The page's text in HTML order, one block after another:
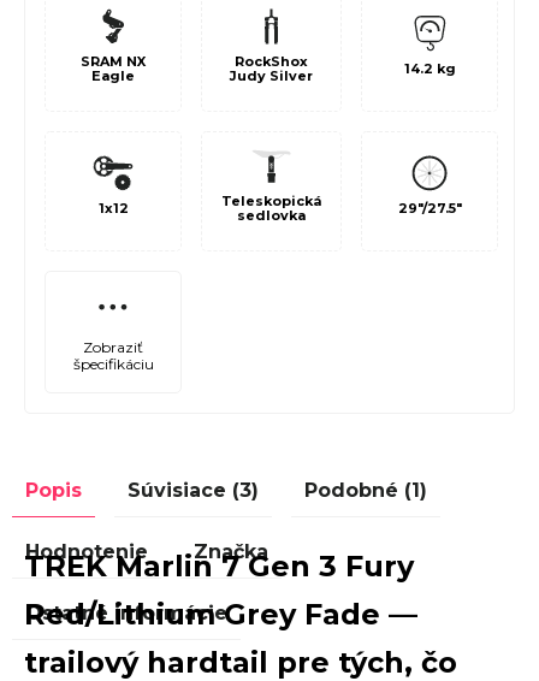
SRAM NX
Eagle
RockShox
Judy Silver
14.2 kg
1x12
Teleskopická
sedlovka
29"/27.5"
Zobraziť
špecifikáciu
Popis Súvisiace (3) Podobné (1)
Hodnotenie Značka
Ostatné informácie
TREK Marlin 7 Gen 3 Fury
Red/Lithium Grey Fade —
trailový hardtail pre tých, čo